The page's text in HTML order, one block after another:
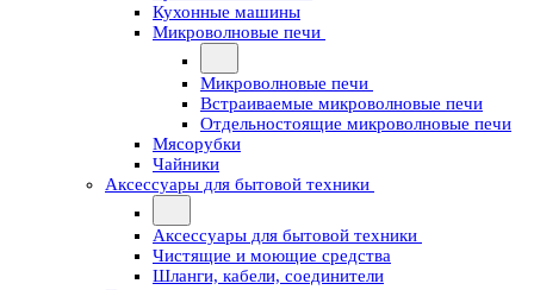
Кухонные машины
Микроволновые печи
Микроволновые печи
Встраиваемые микроволновые печи
Отдельностоящие микроволновые печи
Мясорубки
Чайники
Аксессуары для бытовой техники
Аксессуары для бытовой техники
Чистящие и моющие средства
Шланги, кабели, соединители